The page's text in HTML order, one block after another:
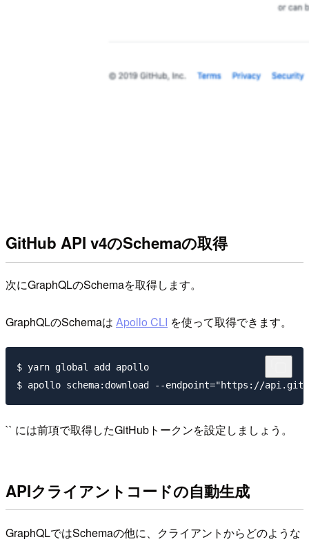
GitHub API v4のSchemaの取得
次にGraphQLのSchemaを取得します。
GraphQLのSchemaは Apollo CLI を使って取得できます。
$ yarn global add apollo
`` には前項で取得したGitHubトークンを設定しましょう。
APIクライアントコードの自動生成
GraphQLではSchemaの他に、クライアントからどのような